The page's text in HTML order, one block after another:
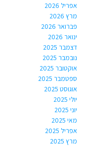
אפריל 2026
מרץ 2026
פברואר 2026
ינואר 2026
דצמבר 2025
נובמבר 2025
אוקטובר 2025
ספטמבר 2025
אוגוסט 2025
יולי 2025
יוני 2025
מאי 2025
אפריל 2025
מרץ 2025